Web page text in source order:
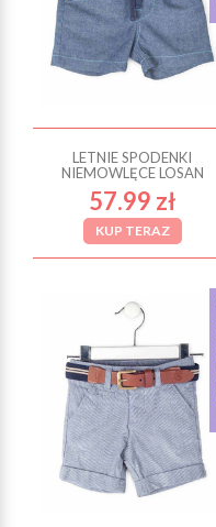
LETNIE SPODENKI
NIEMOWLĘCE LOSAN
57.99 zł
KUP TERAZ